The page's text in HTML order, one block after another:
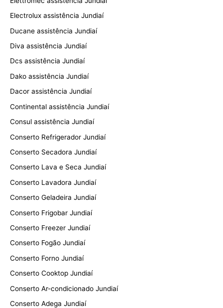
Electrolux assistência Jundiaí
Ducane assistência Jundiaí
Diva assistência Jundiaí
Dcs assistência Jundiaí
Dako assistência Jundiaí
Dacor assistência Jundiaí
Continental assistência Jundiaí
Consul assistência Jundiaí
Conserto Refrigerador Jundiaí
Conserto Secadora Jundiaí
Conserto Lava e Seca Jundiaí
Conserto Lavadora Jundiaí
Conserto Geladeira Jundiaí
Conserto Frigobar Jundiaí
Conserto Freezer Jundiaí
Conserto Fogão Jundiaí
Conserto Forno Jundiaí
Conserto Cooktop Jundiaí
Conserto Ar-condicionado Jundiaí
Conserto Adega Jundiaí